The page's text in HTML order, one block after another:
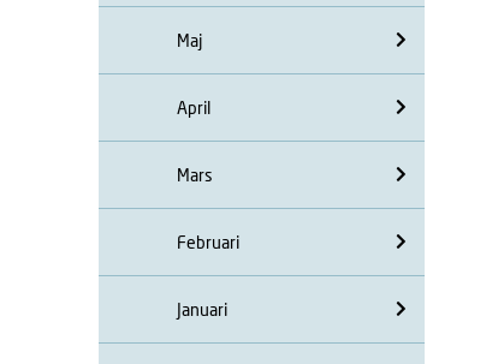
Maj
April
Mars
Februari
Januari